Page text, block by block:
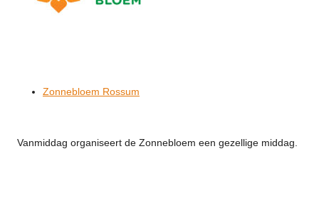
Zonnebloem Rossum
Vanmiddag organiseert de Zonnebloem een gezellige middag.